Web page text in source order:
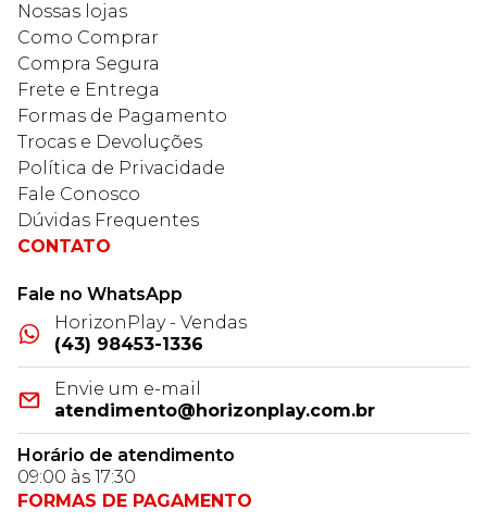
Nossas lojas
Como Comprar
Compra Segura
Frete e Entrega
Formas de Pagamento
Trocas e Devoluções
Política de Privacidade
Fale Conosco
Dúvidas Frequentes
CONTATO
Fale no WhatsApp
HorizonPlay - Vendas
(43) 98453-1336
Envie um e-mail
atendimento@horizonplay.com.br
Horário de atendimento
09:00 às 17:30
FORMAS DE PAGAMENTO